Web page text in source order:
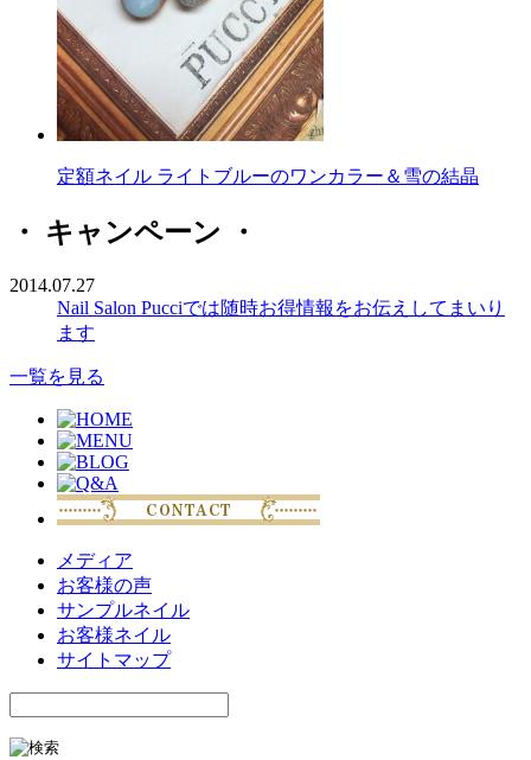
定額ネイル ライトブルーのワンカラー＆雪の結晶
・ キャンペーン ・
2014.07.27
Nail Salon Pucciでは随時お得情報をお伝えしてまいり
ます
一覧を見る
メディア
お客様の声
サンプルネイル
お客様ネイル
サイトマップ